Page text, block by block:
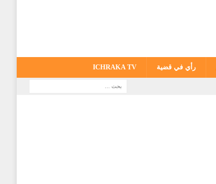
رأي في قضية ICHRAKA TV